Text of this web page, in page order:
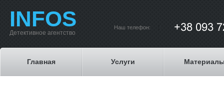
INFOS
Детективное агентство
Главная Услуги
Наш телефон: